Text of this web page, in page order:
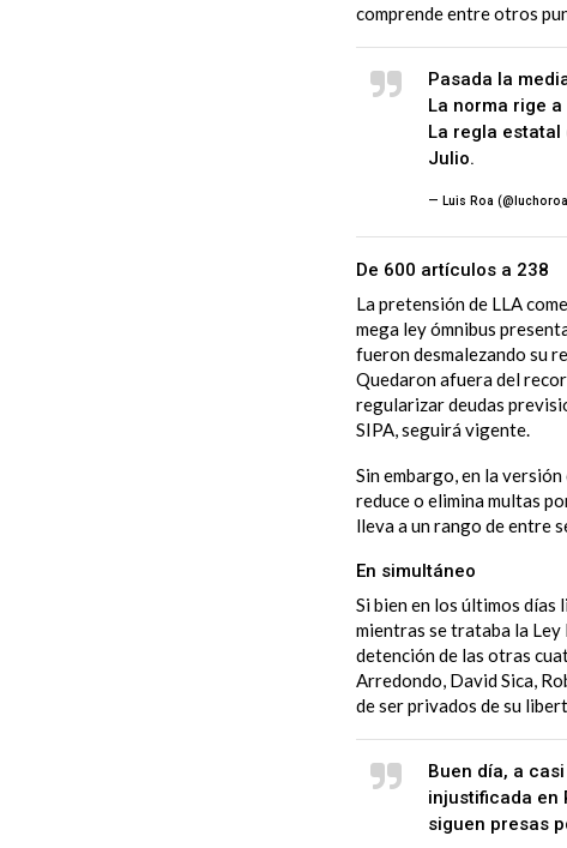
comprende entre otros
Pasada la
La norma rige
La regla
Julio.
— Luis Roa
De 600 artículos a 238
La pretensión de LLA
mega ley ómnibus
fueron desmalezando su
Quedaron afuera del
regularizar deudas
SIPA, seguirá vigente.
Sin embargo, en la
reduce o elimina multas
lleva a un rango de entre
En simultáneo
Si bien en los últimos
mientras se trataba la Ley
detención de las otras
Arredondo, David Sica,
de ser privados de su
Buen día, a
injustificada en
siguen presas